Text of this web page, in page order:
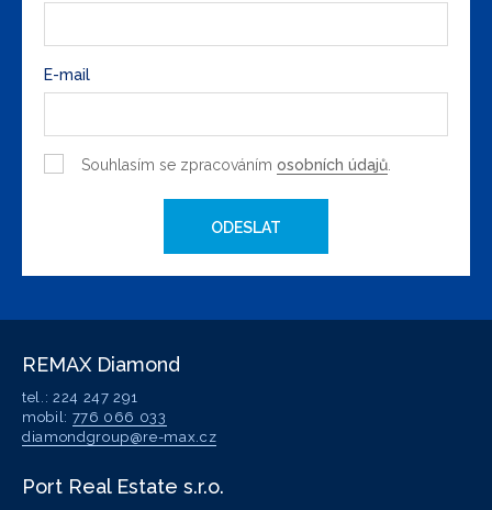
E-mail
Souhlasím se zpracováním osobních údajů
ODESLAT
REMAX Diamond
tel.: 224 247 291
mobil: 776 066 033
diamondgroup@re-max.cz
Port Real Estate s.r.o.